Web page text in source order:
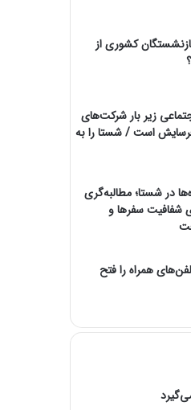
کشوری از
زیر بار شرکت‌های
است / شستا را به
در شستا؛ مطالبه‌گری
شفافیت سفرها و
همراه را فتح